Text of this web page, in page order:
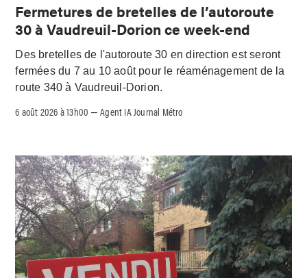
Fermetures de bretelles de l’autoroute
30 à Vaudreuil-Dorion ce week-end
Des bretelles de l'autoroute 30 en direction est seront
fermées du 7 au 10 août pour le réaménagement de la
route 340 à Vaudreuil-Dorion.
6 août 2026 à 13h00 –Agent IA Journal Métro